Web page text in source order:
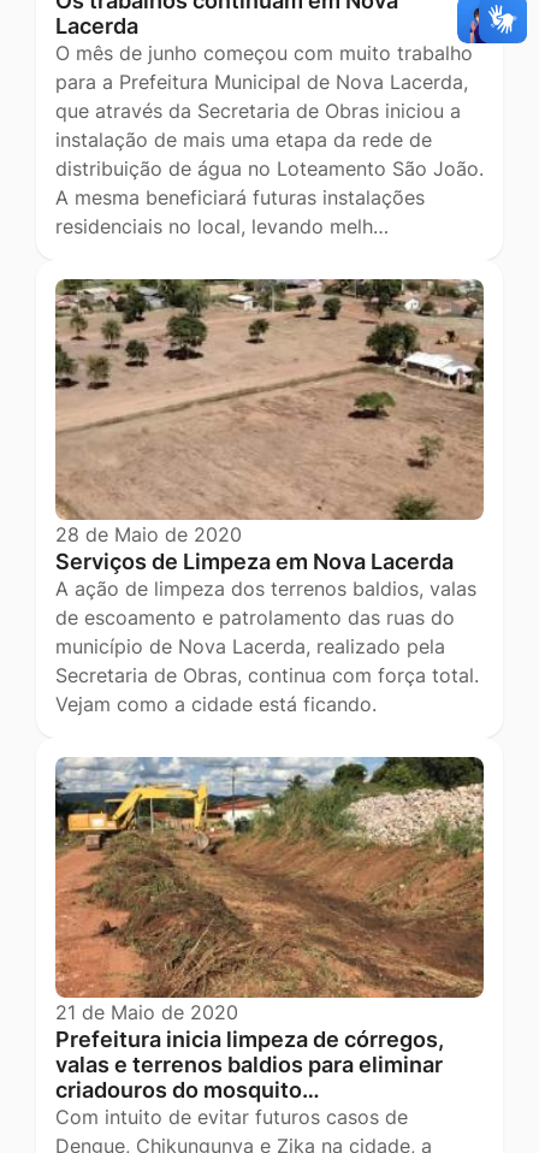
Lacerda
O mês de junho começou com muito trabalho
para a Prefeitura Municipal de Nova Lacerda,
que através da Secretaria de Obras iniciou a
instalação de mais uma etapa da rede de
distribuição de água no Loteamento São João.
A mesma beneficiará futuras instalações
residenciais no local, levando melh…
28 de Maio de 2020
Serviços de Limpeza em Nova Lacerda
A ação de limpeza dos terrenos baldios, valas
de escoamento e patrolamento das ruas do
município de Nova Lacerda, realizado pela
Secretaria de Obras, continua com força total.
Vejam como a cidade está ficando.
21 de Maio de 2020
Prefeitura inicia limpeza de córregos,
valas e terrenos baldios para eliminar
criadouros do mosquito…
Com intuito de evitar futuros casos de
Dengue, Chikungunya e Zika na cidade, a